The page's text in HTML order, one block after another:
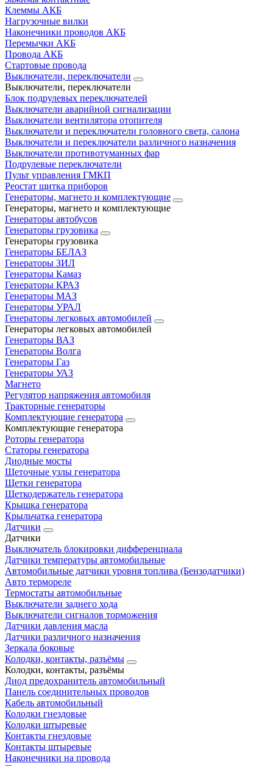
Клеммы АКБ
Нагрузочные вилки
Наконечники проводов АКБ
Перемычки АКБ
Провода АКБ
Стартовые провода
Выключатели, переключатели
Выключатели, переключатели
Блок подрулевых переключателей
Выключатели аварийной сигнализации
Выключатели вентилятора отопителя
Выключатели и переключатели головного света, салона
Выключатели и переключатели различного назначения
Выключатели противотуманных фар
Подрулевые переключатели
Пульт управления ГМКП
Реостат щитка приборов
Генераторы, магнето и комплектующие
Генераторы, магнето и комплектующие
Генераторы автобусов
Генераторы грузовика
Генераторы грузовика
Генераторы БЕЛАЗ
Генераторы ЗИЛ
Генераторы Камаз
Генераторы КРАЗ
Генераторы МАЗ
Генераторы УРАЛ
Генераторы легковых автомобилей
Генераторы легковых автомобилей
Генераторы ВАЗ
Генераторы Волга
Генераторы Газ
Генераторы УАЗ
Магнето
Регулятор напряжения автомобиля
Тракторные генераторы
Комплектующие генератора
Комплектующие генератора
Роторы генератора
Статоры генератора
Диодные мосты
Щеточные узлы генератора
Щетки генератора
Щеткодержатель генератора
Крышка генератора
Крыльчатка генератора
Датчики
Датчики
Выключатель блокировки дифференциала
Датчики температуры автомобильные
Автомобильные датчики уровня топлива (Бензодатчики)
Авто термореле
Термостаты автомобильные
Выключатели заднего хода
Выключатели сигналов торможения
Датчики давления масла
Датчики различного назначения
Зеркала боковые
Колодки, контакты, разъёмы
Колодки, контакты, разъёмы
Диод предохранитель автомобильный
Панель соединительных проводов
Кабель автомобильный
Колодки гнездовые
Колодки штыревые
Контакты гнездовые
Контакты штыревые
Наконечники на провода